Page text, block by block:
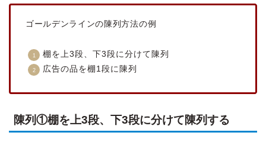
ゴールデンラインの陳列方法の例
棚を上3段、下3段に分けて陳列
広告の品を棚1段に陳列
陳列①棚を上3段、下3段に分けて陳列する